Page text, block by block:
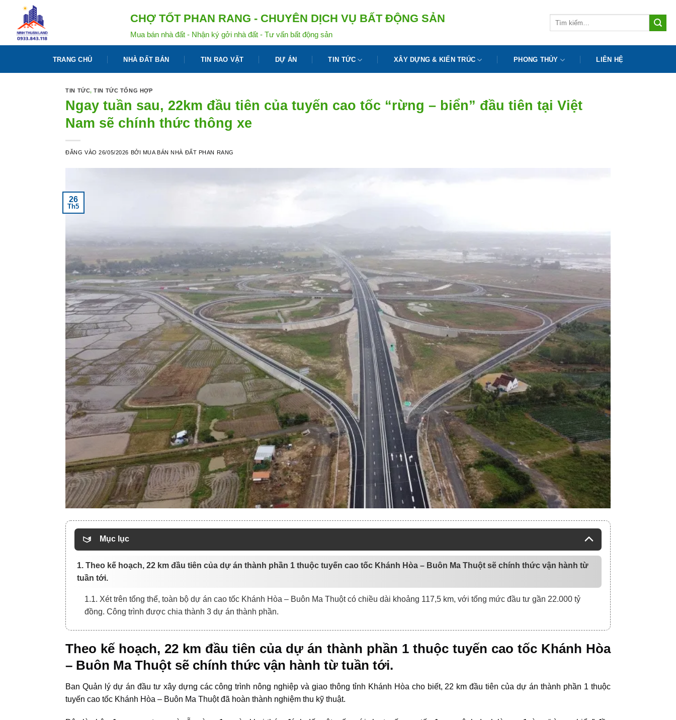
dung
CHỢ TỐT PHAN RANG - CHUYÊN DỊCH VỤ BẤT ĐỘNG SẢN
Mua bán nhà đất - Nhận ký gởi nhà đất - Tư vấn bất động sản
TRANG CHỦ NHÀ ĐẤT BÁN TIN RAO VẶT DỰ ÁN TIN TỨC XÂY DỰNG & KIẾN TRÚC PHONG THỦY LIÊN HỆ
TIN TỨC,TIN TỨC TỔNG HỢP
Ngay tuần sau, 22km đầu tiên của tuyến cao tốc “rừng – biển” đầu tiên tại Việt
Nam sẽ chính thức thông xe
ĐĂNG VÀO26/05/2026 BỞI MUA BÁN NHÀ ĐẤT PHAN RANG
26
Th5
Mục lục
1. Theo kế hoạch, 22 km đầu tiên của dự án thành phần 1 thuộc tuyến cao tốc Khánh Hòa – Buôn Ma Thuột sẽ chính thức vận hành từ
tuần tới.
1.1. Xét trên tổng thể, toàn bộ dự án cao tốc Khánh Hòa – Buôn Ma Thuột có chiều dài khoảng 117,5 km, với tổng mức đầu tư gần 22.000 tỷ
đồng. Công trình được chia thành 3 dự án thành phần.
Theo kế hoạch, 22 km đầu tiên của dự án thành phần 1 thuộc tuyến cao tốc Khánh Hòa
– Buôn Ma Thuột sẽ chính thức vận hành từ tuần tới.
Ban Quản lý dự án đầu tư xây dựng các công trình nông nghiệp và giao thông tỉnh Khánh Hòa cho biết, 22 km đầu tiên của dự án thành phần 1 thuộc
tuyếncao tốc Khánh Hòa – Buôn Ma Thuộtđã hoàn thành nghiệm thu kỹ thuật.